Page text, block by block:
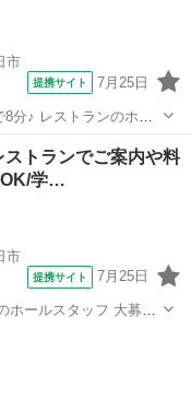
市
提携サイト 7月25日
分♪ レストランのホー
ストランでご案内や料
OK/学…
市
提携サイト 7月25日
ホールスタッフ 大募